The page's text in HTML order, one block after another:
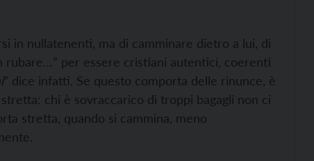
in nullatenenti, ma di camminare dietro a lui, di
rubare…” per essere cristiani autentici, coerenti
” dice infatti. Se questo comporta delle rinunce, è
chi è sovraccarico di troppi bagagli non ci
stretta, quando si cammina, meno